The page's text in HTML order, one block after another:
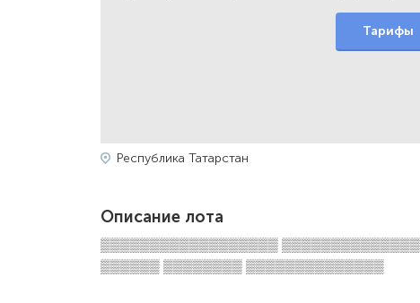
Тарифы
Республика Татарстан
Описание лота
▒▒▒▒▒▒▒▒▒▒▒▒▒▒▒▒▒▒
▒▒▒▒▒▒ ▒▒▒▒▒▒▒▒ ▒▒▒▒▒▒▒▒▒▒▒▒▒▒